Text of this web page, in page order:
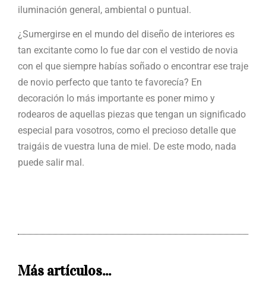
iluminación general, ambiental o puntual.
¿Sumergirse en el mundo del diseño de interiores es
tan excitante como lo fue dar con el vestido de novia
con el que siempre habías soñado o encontrar ese traje
de novio perfecto que tanto te favorecía? En
decoración lo más importante es poner mimo y
rodearos de aquellas piezas que tengan un significado
especial para vosotros, como el precioso detalle que
traigáis de vuestra luna de miel. De este modo, nada
puede salir mal.
Más artículos...